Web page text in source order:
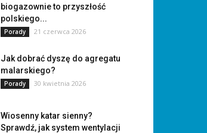
biogazownie to przyszłość
polskiego...
Porady 21 czerwca 2026
Jak dobrać dyszę do agregatu
malarskiego?
Porady 30 kwietnia 2026
Wiosenny katar sienny?
Sprawdź, jak system wentylacji